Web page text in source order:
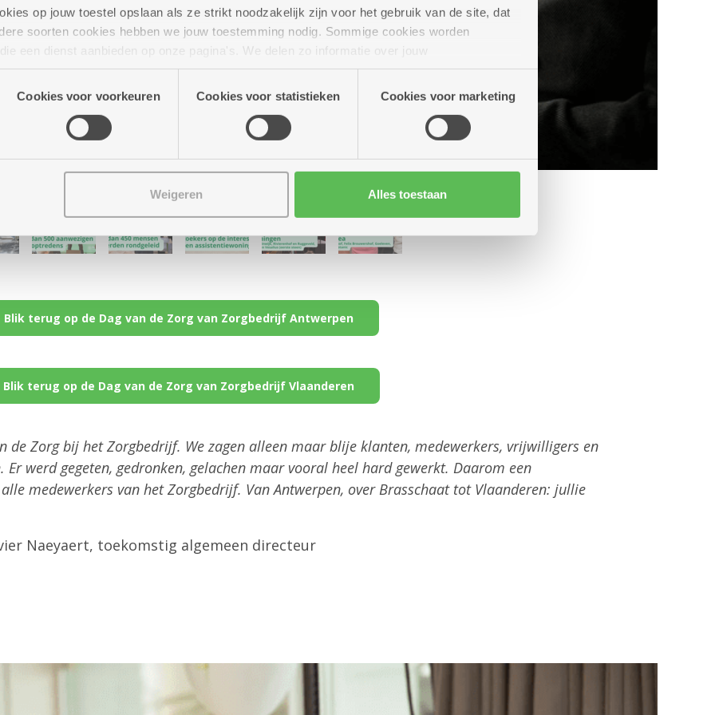
op jouw toestel opslaan als ze strikt noodzakelijk zijn voor het gebruik van de site, dat
soorten cookies hebben we jouw toestemming nodig. Sommige cookies worden
een dienst aanbieden op onze pagina's. We delen zo informatie over jouw
onze site voor social media, advertenties en analyse. Deze partners kunnen deze gegevens
die je aan hen verstrekte.
Cookies voor voorkeuren Cookies voor statistieken Cookies voor marketing
Weigeren Alles toestaan
Blik terug op de Dag van de Zorg van Zorgbedrijf Antwerpen
Blik terug op de Dag van de Zorg van Zorgbedrijf Vlaanderen
de Zorg bij het Zorgbedrijf. We zagen alleen maar blije klanten, medewerkers, vrijwilligers en
Er werd gegeten, gedronken, gelachen maar vooral heel hard gewerkt. Daarom een
medewerkers van het Zorgbedrijf. Van Antwerpen, over Brasschaat tot Vlaanderen: jullie
Naeyaert, toekomstig algemeen directeur